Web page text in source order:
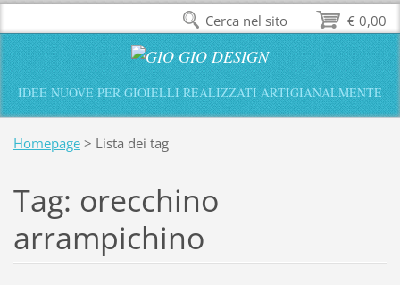
IDEE NUOVE PER GIOIELLI REALIZZATI ARTIGIANALMENTE
Homepage > Lista dei tag
Tag: orecchino
arrampichino
€ 0,00
Cerca nel sito